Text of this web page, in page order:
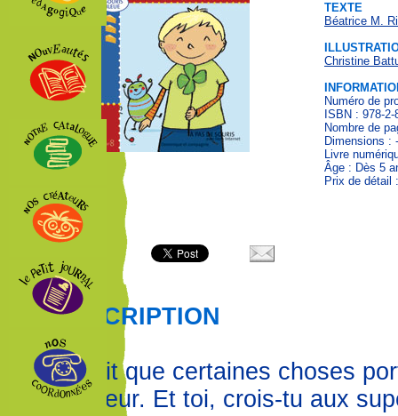
TEXTE
Béatrice M.
Christine
Numéro de
ISBN : 978-
Nombre de
Dimensions :
Livre
Âge : Dès 5
Prix de détail
DESCRIPTION
On dit que certaines choses
malheur. Et toi, crois-tu aux